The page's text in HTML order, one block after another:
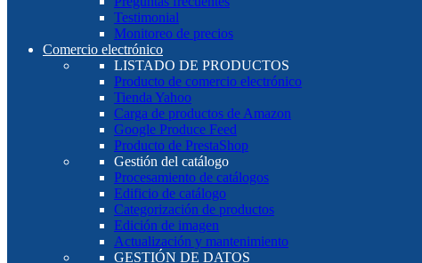
Testimonial
Monitoreo de precios
Comercio electrónico
LISTADO DE PRODUCTOS
Producto de comercio electrónico
Tienda Yahoo
Carga de productos de Amazon
Google Produce Feed
Producto de PrestaShop
Gestión del catálogo
Procesamiento de catálogos
Edificio de catálogo
Categorización de productos
Edición de imagen
Actualización y mantenimiento
GESTIÓN DE DATOS